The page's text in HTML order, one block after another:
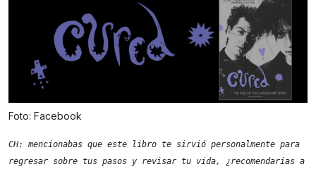
Foto: Facebook
CH: mencionabas que este libro te sirvió personalmente para
regresar sobre tus pasos y revisar tu vida, ¿recomendarías a